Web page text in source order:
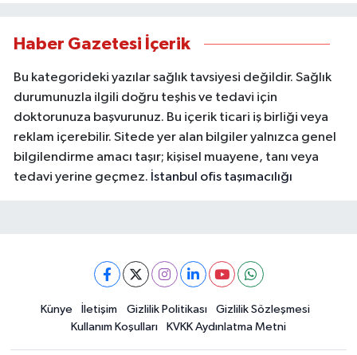
Haber Gazetesi İçerik
Bu kategorideki yazılar sağlık tavsiyesi değildir. Sağlık
durumunuzla ilgili doğru teşhis ve tedavi için
doktorunuza başvurunuz. Bu içerik ticari iş birliği veya
reklam içerebilir. Sitede yer alan bilgiler yalnızca genel
bilgilendirme amacı taşır; kişisel muayene, tanı veya
tedavi yerine geçmez. İstanbul ofis taşımacılığı
Künye İletişim Gizlilik Politikası
Gizlilik Sözleşmesi
Kullanım Koşulları
KVKK Aydınlatma Metni